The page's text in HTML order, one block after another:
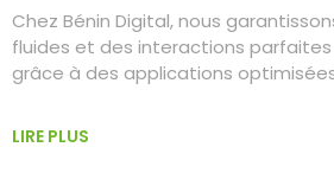
Chez Bénin Digital, nous
fluides et des interactions
grâce à des applications
LIRE PLUS